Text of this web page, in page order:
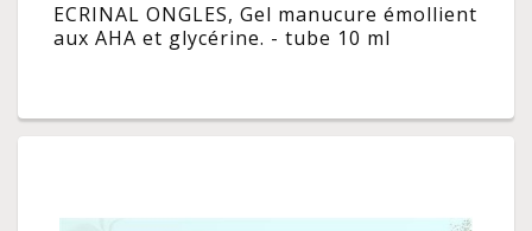
ECRINAL ONGLES, Gel manucure émollient
aux AHA et glycérine. - tube 10 ml